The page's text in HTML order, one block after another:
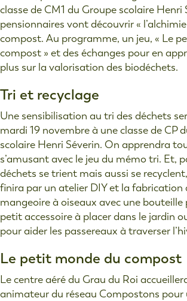
classe de CM1 du Groupe scolaire Henri
pensionnaires vont découvrir «
compost. Au programme, un jeu, « Le
compost » et des échanges pour en
plus sur la valorisation des biodéchets.
Tri et recyclage
Une sensibilisation au tri des déchets
mardi 19 novembre à une classe de CP
scolaire Henri Séverin. On apprendra
s’amusant avec le jeu du mémo tri. Et,
déchets se trient mais aussi se
finira par un atelier DIY et la fabrication
mangeoire à oiseaux avec une bouteille
petit accessoire à placer dans le jardin
pour aider les passereaux à traverser
Le petit monde du compost
Le centre aéré du Grau du Roi
animateur du réseau Compostons pour